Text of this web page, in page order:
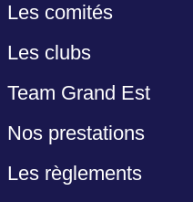
Les comités
Les clubs
Team Grand Est
Nos prestations
Les règlements